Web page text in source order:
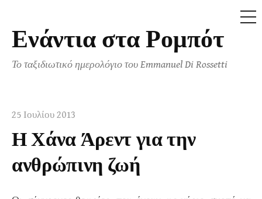
Μετάβαση
στο
περιεχόμενο
Ενάντια στα Ρομπότ
Το ταξιδιωτικό ημερολόγιο του Emmanuel Di Rossetti
25 Ιουλίου 2013
Η Χάνα Άρεντ για την
ανθρώπινη ζωή